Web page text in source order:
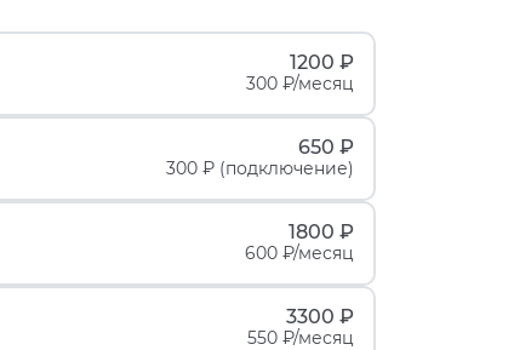
1200 ₽
300 ₽/месяц
650 ₽
300 ₽ (подключение)
1800 ₽
600 ₽/месяц
3300 ₽
550 ₽/месяц